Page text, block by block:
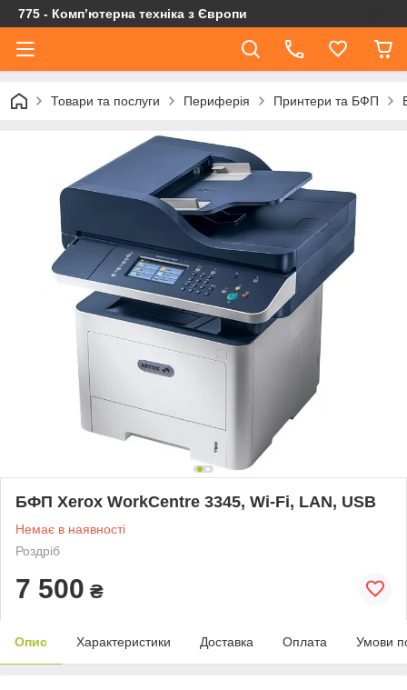
775 - Компʼютерна техніка з Європи
Товари та послуги Периферія Принтери та БФП
БФП Xerox WorkCentre 3345, Wi-Fi, LAN, USB
Немає в наявності
Роздріб
7 500 ₴
Опис Характеристики Доставка Оплата Умови